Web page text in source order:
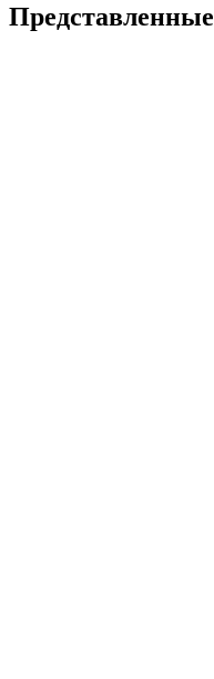
Представленные